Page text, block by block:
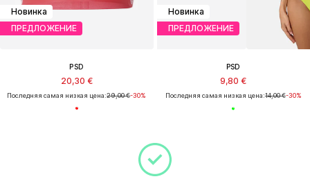
Новинка
ПРЕДЛОЖЕНИЕ
PSD
20,30 €
Последняя самая низкая цена:29,00 €-30%
Новинка
ПРЕДЛОЖЕНИЕ
PSD
9,80 €
Последняя самая низкая цена:14,00 €-30%